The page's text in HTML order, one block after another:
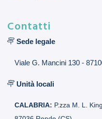
Contatti
Sede legale
Viale G. Mancini 130 -
Unità locali
CALABRIA: P.zza M. L.